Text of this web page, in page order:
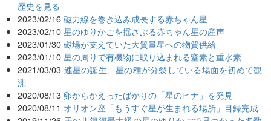
歴史を見る
2023/02/16 磁力線を巻き込み成長する赤ちゃん星
2023/02/10 星のゆりかごを揺さぶる赤ちゃん星の産声
2023/01/30 磁場が支えていた大質量星への物質供給
2023/01/10 星の周りで有機物に取り込まれる窒素と重水素
2021/03/03 連星の誕生、星の種が分裂している場面を初めて観
測
2020/08/13 卵からかえったばかりの「星のヒナ」を発見
2020/08/11 オリオン座「もうすぐ星が生まれる場所」目録完成